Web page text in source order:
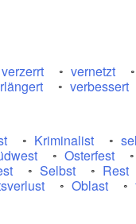
verzerrt vernetzt
verbessert
Kriminalist
Osterfest
Selbst Rest
Oblast